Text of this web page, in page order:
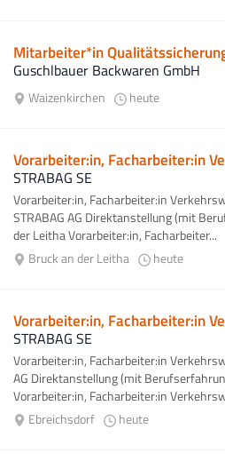
Mitarbeiter*in
Guschlbauer Backwaren GmbH
Waizenkirchen heute
Vorarbeiter:in, Facharbeiter:in
STRABAG SE
Vorarbeiter:in, Facharbeiter:in
STRABAG AG Direktanstellung (mit
der Leitha Vorarbeiter:in, Facharbeiter...
Bruck an der Leitha
heute
Vorarbeiter:in, Facharbeiter:in
STRABAG SE
Vorarbeiter:in, Facharbeiter:in
AG Direktanstellung (mit
Vorarbeiter:in, Facharbeiter:in
Ebreichsdorf
heute